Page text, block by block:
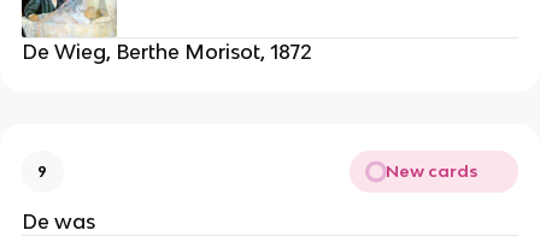
De Wieg, Berthe Morisot, 1872
9 New cards
De was